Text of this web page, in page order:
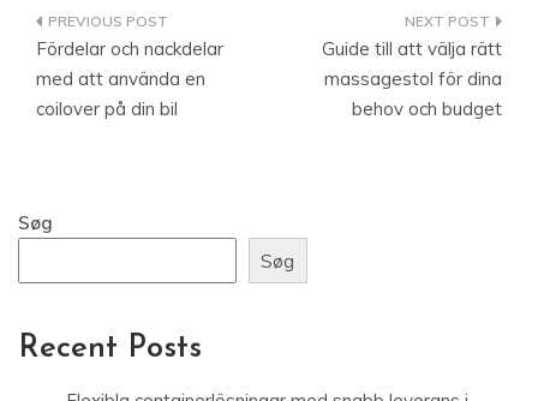
Indlægsnavigation
Fördelar och nackdelar
med att använda en
coilover på din bil
Guide till att välja rätt
massagestol för dina
behov och budget
Søg
Søg
Recent Posts